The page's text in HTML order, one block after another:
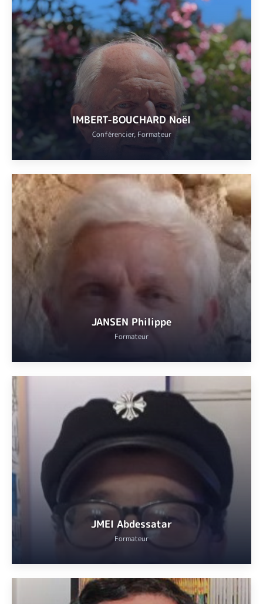
Noël Imbert-Bouchard, diplômé en philosophie et théologie, et
Pierre Chevallet président d’honneur de « Vivre ensemble » à
Cannes, animeront ce parcours qu’ils ont conçu avec l’aide active
des différents responsables religieux.
VOIR
IMBERT-BOUCHARD Noël
Conférencier, Formateur
Diplômé en sciences politiques, en théologie et en philosophie.
JANSEN Philippe
Formateur
Professeur émérite d’histoire du Moyen Âge à l’Université Côte
d’Azur.
JMEI Abdessatar
Formateur